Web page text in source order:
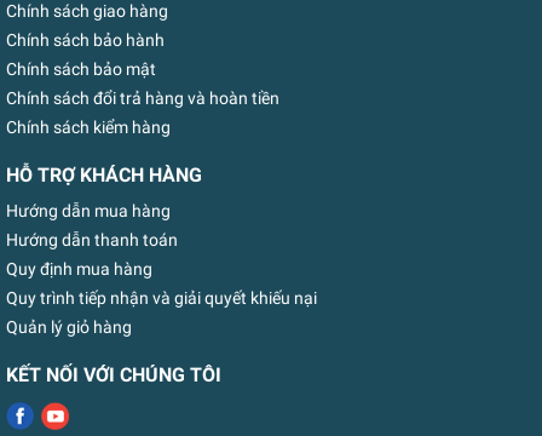
Chính sách giao hàng
Chính sách bảo hành
Chính sách bảo mật
Chính sách đổi trả hàng và hoàn tiền
Chính sách kiểm hàng
HỖ TRỢ KHÁCH HÀNG
Hướng dẫn mua hàng
Hướng dẫn thanh toán
Quy định mua hàng
Quy trình tiếp nhận và giải quyết khiếu nại
Quản lý giỏ hàng
KẾT NỐI VỚI CHÚNG TÔI